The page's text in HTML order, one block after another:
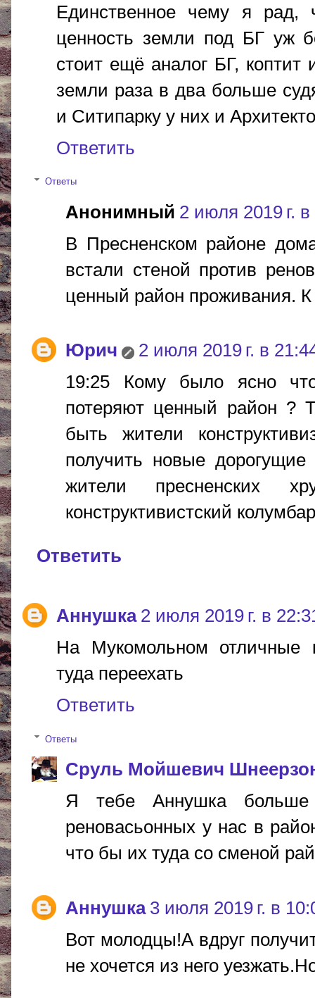
Единственное чему я рад,
ценность земли под БГ уж
стоит ещё аналог БГ, коптит
земли раза в два больше
и Ситипарку у них и
Ответить
Ответы
Анонимный 2 июля 2019 г.
В Пресненском районе
встали стеной против
ценный район проживания.
Юрич
2 июля 2019 г. в
19:25 Кому было ясно
потеряют ценный район ?
быть жители
получить новые
жители пресненских
конструктивистский
Ответить
Аннушка 2 июля 2019 г. в
На Мукомольном отличные
туда переехать
Ответить
Ответы
Сруль Мойшевич
Я тебе Аннушка
реновасьонных у нас в
что бы их туда со сменой
Аннушка 3 июля 2019 г. в
Вот молодцы!А вдруг
не хочется из него